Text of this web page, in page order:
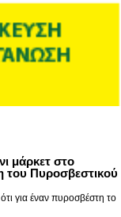
μάρκετ στο
του Πυροσβεστικού
για έναν πυροσβέστη το